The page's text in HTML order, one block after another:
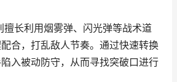
擅长利用烟雾弹、闪光弹等战术道
合，打乱敌人节奏。通过快速转换
入被动防守，从而寻找突破口进行